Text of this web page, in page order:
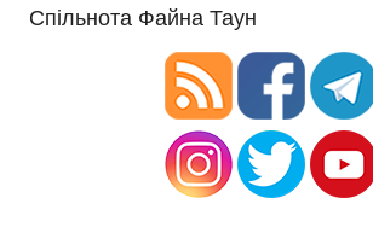
Спільнота Файна Таун